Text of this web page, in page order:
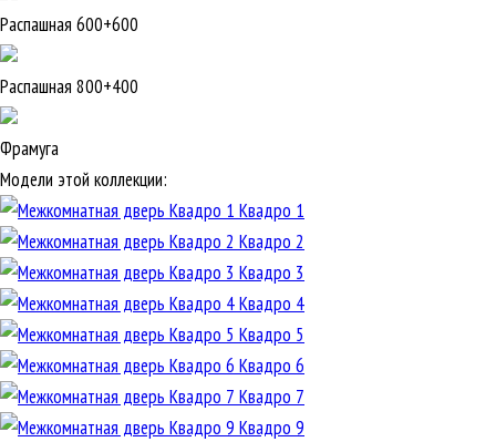
Распашная 600+600
Распашная 800+400
Фрамуга
Модели этой коллекции:
Квадро 1
Квадро 2
Квадро 3
Квадро 4
Квадро 5
Квадро 6
Квадро 7
Квадро 9